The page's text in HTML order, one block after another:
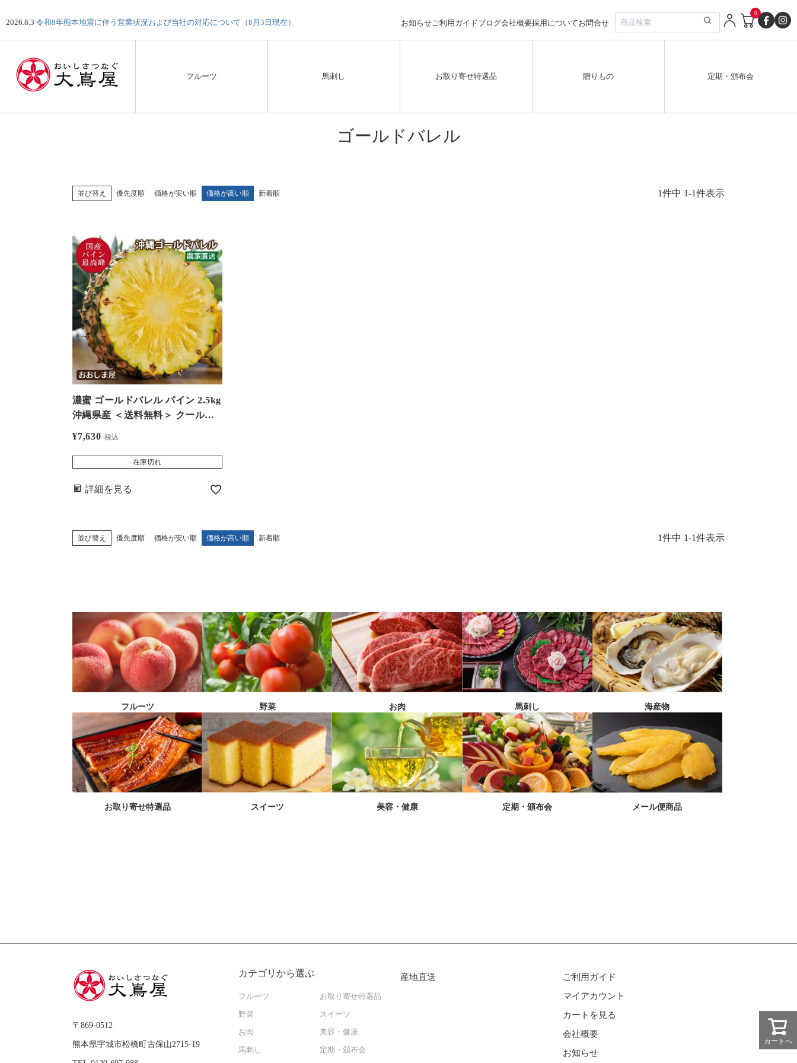
2026.8.3 令和8年熊本地震に伴う営業状況および当社の対応について（8月3日現在） お知らせ ご利用ガイドブログ会社概要採用についてお問合せ
0
フルーツ 馬刺し お取り寄せ特選品 贈りもの 定期・頒布会
ゴールドバレル
並び替え 優先度順 価格が安い順 価格が高い順 新着順 1件中 1-1件表示
濃蜜 ゴールドバレル パイン 2.5kg
沖縄県産 ＜送料無料＞ クール代
（おおしまや）
¥7,630 税込
在庫切れ
詳細を見る
並び替え 優先度順 価格が安い順 価格が高い順 新着順 1件中 1-1件表示
カートへ
フルーツ 野菜 お肉 馬刺し 海産物
お取り寄せ特選品 スイーツ 美容・健康 定期・頒布会 メール便商品
〒869-0512
熊本県宇城市松橋町古保山2715-19
カテゴリから選ぶ
フルーツ
野菜
お肉
馬刺し
お取り寄せ特選品
スイーツ
美容・健康
定期・頒布会
産地直送
ご利用ガイド
マイアカウント
カートを見る
会社概要
お知らせ